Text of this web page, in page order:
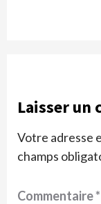
Laisser un
Votre adresse
champs
Commentaire*